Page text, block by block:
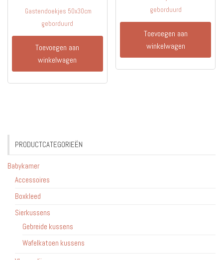
Gastendoekjes 50x30cm
geborduurd
Toevoegen aan
winkelwagen
geborduurd
Toevoegen aan
winkelwagen
PRODUCTCATEGORIEËN
Babykamer
Accessoires
Boxkleed
Sierkussens
Gebreide kussens
Wafelkatoen kussens